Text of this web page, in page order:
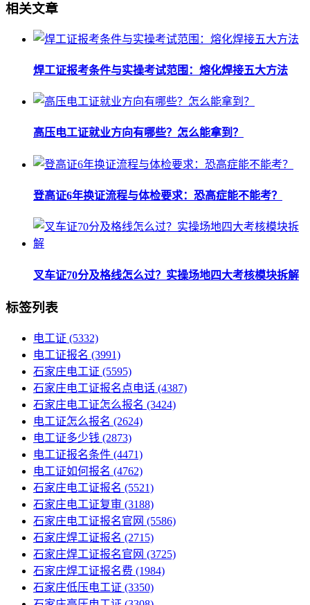
相关文章
焊工证报考条件与实操考试范围：熔化焊接五大方法
高压电工证就业方向有哪些？怎么能拿到？
登高证6年换证流程与体检要求：恐高症能不能考？
叉车证70分及格线怎么过？实操场地四大考核模块拆解
标签列表
电工证 (5332)
电工证报名 (3991)
石家庄电工证 (5595)
石家庄电工证报名点电话 (4387)
石家庄电工证怎么报名 (3424)
电工证怎么报名 (2624)
电工证多少钱 (2873)
电工证报名条件 (4471)
电工证如何报名 (4762)
石家庄电工证报名 (5521)
石家庄电工证复审 (3188)
石家庄电工证报名官网 (5586)
石家庄焊工证报名 (2715)
石家庄焊工证报名官网 (3725)
石家庄焊工证报名费 (1984)
石家庄低压电工证 (3350)